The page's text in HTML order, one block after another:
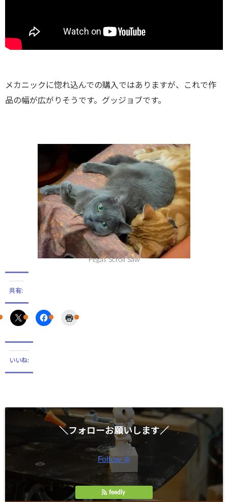
メカニックに惚れ込んでの購入ではありますが、これで作
品の幅が広がりそうです。グッジョブです。
Pegas Scroll Saw
共有:
いいね:
＼フォローお願いします／
Follow @
feedly